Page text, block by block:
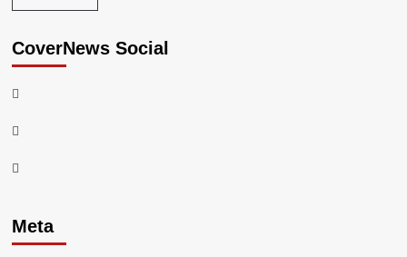
CoverNews Social
Facebook
Twitter
Youtube
Meta